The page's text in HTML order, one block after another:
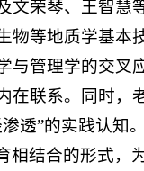
文荣琴、王智慧
物等地质学基本
与管理学的交叉
联系。同时，
透”的实践认知。
相结合的形式，